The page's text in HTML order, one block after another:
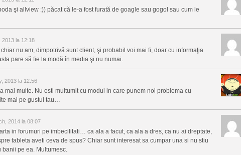
şi allview :)) păcat că le-a fost furată de goagle sau gogol sau cum le
2013 la 12:18
nu am, dimpotrivă sunt client, şi probabil voi mai fi, doar cu informaţia
pare să fie la modă în media şi nu numai.
2013 la 12:56
mai multe. Nu esti multumit cu modul in care punem noi problema cu
mai pe gustul tau…
2014 la 08:07
in forumuri pe imbecilitati… ca ala a facut, ca ala a dres, ca nu ai dreptate,
tableta aveti ceva de spus? Chiar sunt interesat sa cumpar una si nu stiu
pe ea. Multumesc.